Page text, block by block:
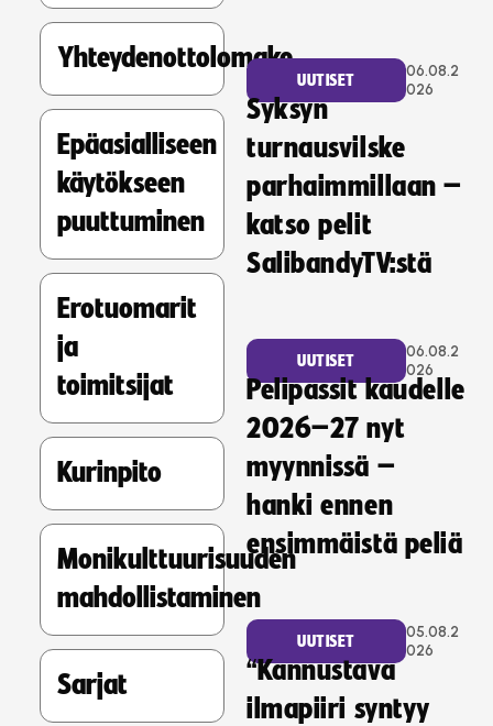
Yhteydenottolomake
Epäasialliseen
käytökseen
puuttuminen
Erotuomarit
ja
toimitsijat
Kurinpito
Monikulttuurisuuden
mahdollistaminen
Sarjat
UUTISET
06.08.2
026
Syksyn
turnausvilske
parhaimmillaan –
katso pelit
SalibandyTV:stä
UUTISET
06.08.2
026
Pelipassit kaudelle
2026–27 nyt
myynnissä –
hanki ennen
ensimmäistä peliä
UUTISET
05.08.2
026
“Kannustava
ilmapiiri syntyy